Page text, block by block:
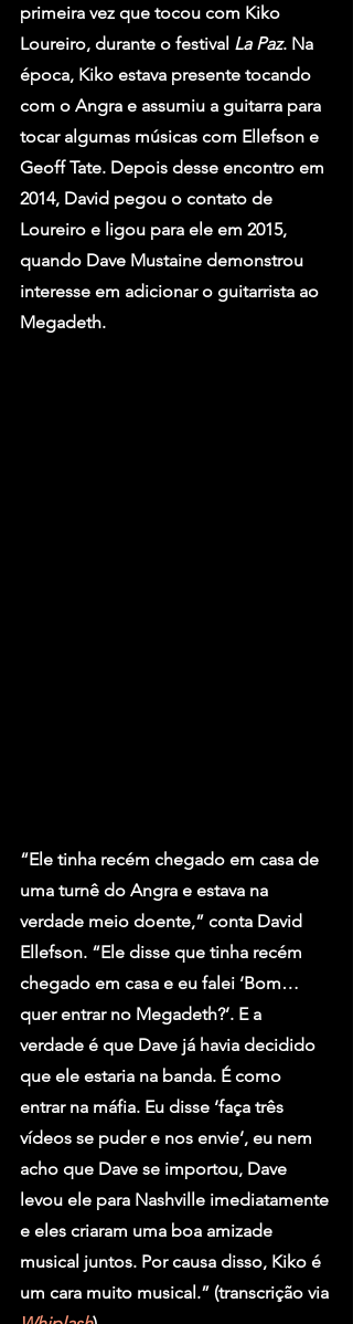
primeira vez que tocou com Kiko
Loureiro, durante o festival La Paz. Na
época, Kiko estava presente tocando
com o Angra e assumiu a guitarra para
tocar algumas músicas com Ellefson e
Geoff Tate. Depois desse encontro em
2014, David pegou o contato de
Loureiro e ligou para ele em 2015,
quando Dave Mustaine demonstrou
interesse em adicionar o guitarrista ao
Megadeth.
“Ele tinha recém chegado em casa de
uma turnê do Angra e estava na
verdade meio doente,” conta David
Ellefson. “Ele disse que tinha recém
chegado em casa e eu falei ‘Bom…
quer entrar no Megadeth?’. E a
verdade é que Dave já havia decidido
que ele estaria na banda. É como
entrar na máfia. Eu disse ‘faça três
vídeos se puder e nos envie’, eu nem
acho que Dave se importou, Dave
levou ele para Nashville imediatamente
e eles criaram uma boa amizade
musical juntos. Por causa disso, Kiko é
um cara muito musical.” (transcrição via